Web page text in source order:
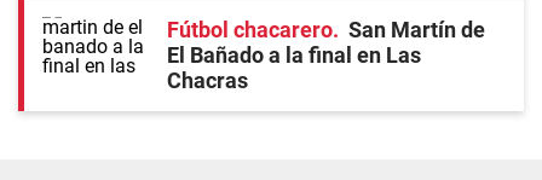
Fútbol chacarero
San Martín de
El Bañado a la final en Las
Chacras